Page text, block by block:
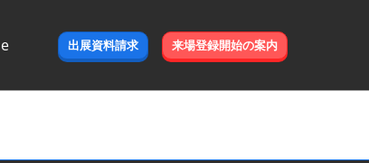
出展資料請求 来場登録開始の案内